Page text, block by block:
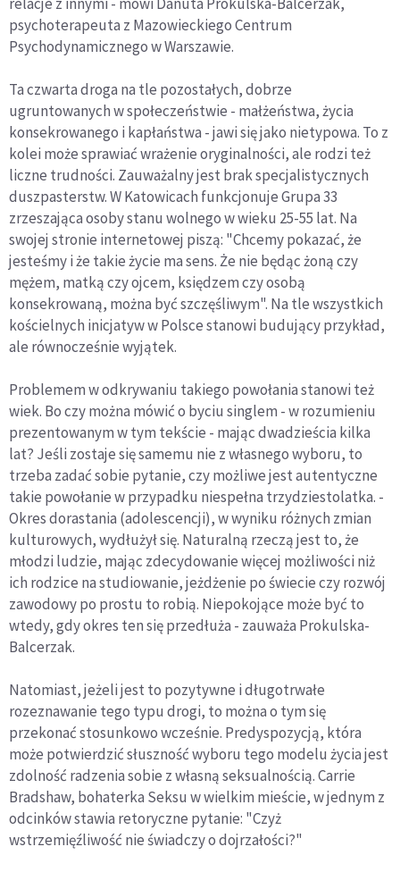
psychoterapeuta z Mazowieckiego Centrum
Psychodynamicznego w Warszawie.
Ta czwarta droga na tle pozostałych, dobrze
ugruntowanych w społeczeństwie - małżeństwa, życia
konsekrowanego i kapłaństwa - jawi się jako nietypowa. To z
kolei może sprawiać wrażenie oryginalności, ale rodzi też
liczne trudności. Zauważalny jest brak specjalistycznych
duszpasterstw. W Katowicach funkcjonuje Grupa 33
zrzeszająca osoby stanu wolnego w wieku 25-55 lat. Na
swojej stronie internetowej piszą: "Chcemy pokazać, że
jesteśmy i że takie życie ma sens. Że nie będąc żoną czy
mężem, matką czy ojcem, księdzem czy osobą
konsekrowaną, można być szczęśliwym". Na tle wszystkich
kościelnych inicjatyw w Polsce stanowi budujący przykład,
ale równocześnie wyjątek.
Problemem w odkrywaniu takiego powołania stanowi też
wiek. Bo czy można mówić o byciu singlem - w rozumieniu
prezentowanym w tym tekście - mając dwadzieścia kilka
lat? Jeśli zostaje się samemu nie z własnego wyboru, to
trzeba zadać sobie pytanie, czy możliwe jest autentyczne
takie powołanie w przypadku niespełna trzydziestolatka. -
Okres dorastania (adolescencji), w wyniku różnych zmian
kulturowych, wydłużył się. Naturalną rzeczą jest to, że
młodzi ludzie, mając zdecydowanie więcej możliwości niż
ich rodzice na studiowanie, jeżdżenie po świecie czy rozwój
zawodowy po prostu to robią. Niepokojące może być to
wtedy, gdy okres ten się przedłuża - zauważa Prokulska-
Balcerzak.
Natomiast, jeżeli jest to pozytywne i długotrwałe
rozeznawanie tego typu drogi, to można o tym się
przekonać stosunkowo wcześnie. Predyspozycją, która
może potwierdzić słuszność wyboru tego modelu życia jest
zdolność radzenia sobie z własną seksualnością. Carrie
Bradshaw, bohaterka Seksu w wielkim mieście, w jednym z
odcinków stawia retoryczne pytanie: "Czyż
wstrzemięźliwość nie świadczy o dojrzałości?"